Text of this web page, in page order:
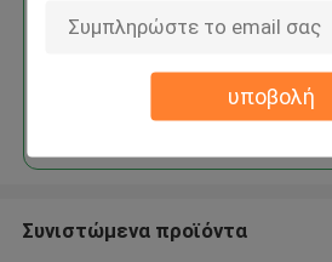
υποβολή
Να συνεχίσει
Συνιστώμενα προϊόντα